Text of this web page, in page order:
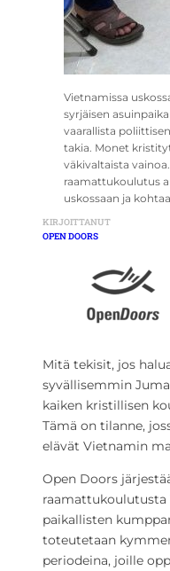
Vietnamissa
syrjäisen
vaarallista
takia. Monet
väkivaltaista
raamattukoulutus
uskossaan ja
KIRJOITTANUT
OPEN DOORS
Mitä tekisit, jos
syvällisemmin
kaiken kristillisen
Tämä on tilanne,
elävät Vietnamin
Open Doors
raamattukoulutusta
paikallisten
toteutetaan
periodeina, joille